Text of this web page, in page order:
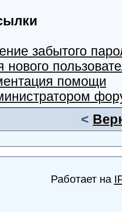
забытого
нового
помощи
<
Работает на